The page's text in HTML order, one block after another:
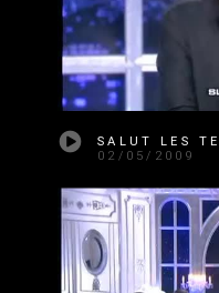
02/05/2009